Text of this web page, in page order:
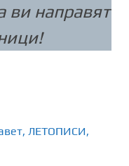
ви направят
, ЛЕТОПИСИ,